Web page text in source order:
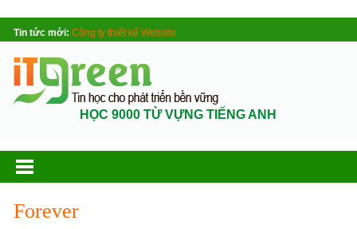
Tin tức mới: Công ty thiết kế Website
HỌC 9000 TỪ VỰNG TIẾNG ANH
Forever